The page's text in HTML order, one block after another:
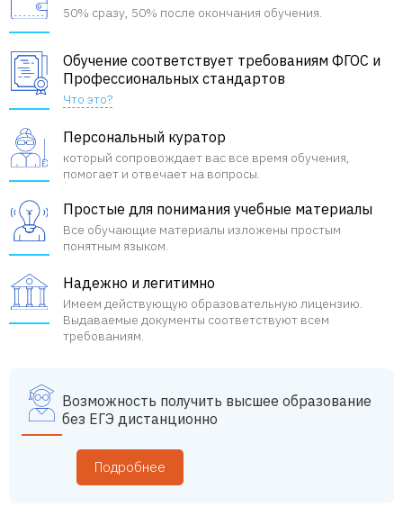
50% сразу, 50% после окончания обучения.
Обучение соответствует требованиям ФГОС и
Профессиональных стандартов
Что это?
Персональный куратор
который сопровождает вас все время обучения,
помогает и отвечает на вопросы.
Простые для понимания учебные материалы
Все обучающие материалы изложены простым
понятным языком.
Надежно и легитимно
Имеем действующую образовательную лицензию.
Выдаваемые документы соответствуют всем
требованиям.
Возможность получить высшее образование
без ЕГЭ дистанционно
Подробнее